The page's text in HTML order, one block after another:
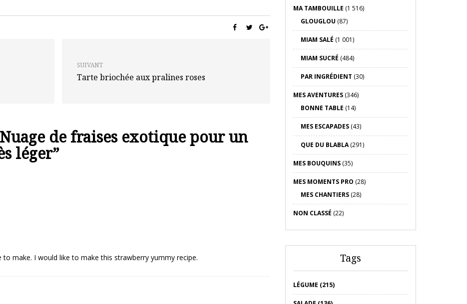
SUIVANT
Tarte briochée aux pralines roses
Nuage de fraises exotique pour un
léger”
to make. I would like to make this strawberry yummy recipe.
MA TAMBOUILLE (1 516)
GLOUGLOU (87)
MIAM SALÉ (1 001)
MIAM SUCRÉ (484)
PAR INGRÉDIENT (30)
MES AVENTURES(346)
BONNE TABLE (14)
MES ESCAPADES(43)
QUE DU BLABLA(291)
MES BOUQUINS(35)
MES MOMENTS PRO (28)
MES CHANTIERS(28)
NON CLASSÉ (22)
Tags
LÉGUME (215)